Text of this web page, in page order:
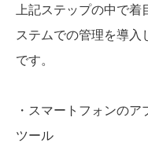
上記ステップの中で着
ステムでの管理を導入
です。
・スマートフォンの
ツール